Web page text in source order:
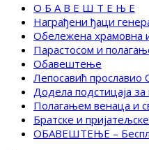
О Б А В Е Ш Т Е Њ Е
Награђени ђаци
Обележена храмовна
Парастосом и
Обавештење
Лепосавић прославио
Додела подстицаја
Полагањем венаца и
Братске и
ОБАВЕШТЕЊЕ –